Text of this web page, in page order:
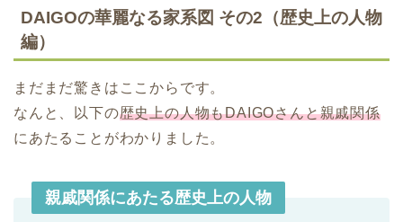
DAIGOの華麗なる家系図 その2（歴史上の人物
編）
まだまだ驚きはここからです。
なんと、以下の歴史上の人物もDAIGOさんと親戚関係
にあたることがわかりました。
親戚関係にあたる歴史上の人物